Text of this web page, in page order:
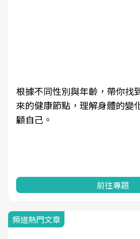
根據不同性別與年齡，帶你找
來的健康節點，理解身體的變
顧自己。
前往專題
頻道熱門文章